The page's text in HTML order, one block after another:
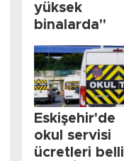
yüksek
binalarda"
Eskişehir'de
okul servisi
ücretleri belli